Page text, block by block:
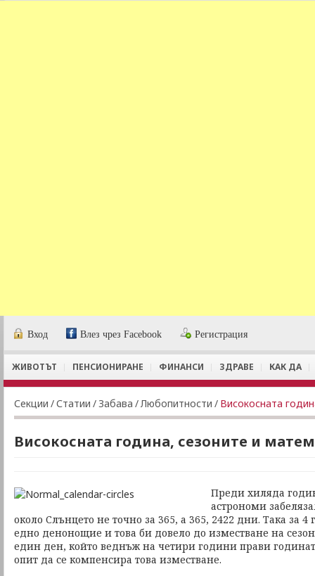
Вход Влез чрез Facebook Регистрация
ЖИВОТЪТ ПЕНСИОНИРАНЕ ФИНАНСИ ЗДРАВЕ КАК ДА
Секции /Статии / Забава /Любопитности / Високосната
Високосната година, сезоните и
Преди хиляда
астрономи
около Слънцето не точно за 365, а 365, 2422 дни. Така за
едно денонощие и това би довело до изместване на
един ден, който веднъж на четири години прави
опит да се компенсира това изместване.